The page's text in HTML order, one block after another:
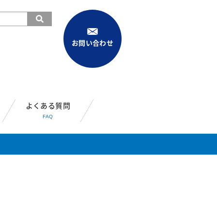
お問い合わせ
よくある質問
FAQ